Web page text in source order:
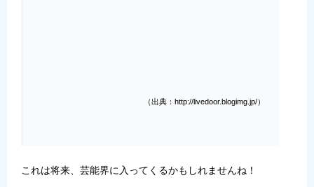
（出典：http://livedoor.blogimg.jp/）
これは将来、芸能界に入ってくるかもしれませんね！